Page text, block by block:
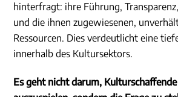
hinterfragt: ihre Führung,
und die ihnen zugewiesenen,
Ressourcen. Dies verdeutlicht eine
innerhalb des Kultursektors.
Es geht nicht darum,